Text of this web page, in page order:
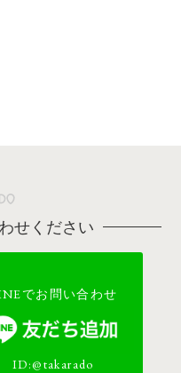
せください
でお問い合わせ
ID:@takarado